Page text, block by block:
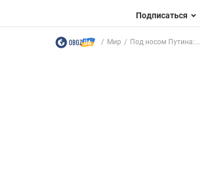
Подписаться
Мир Под носом Путина:...